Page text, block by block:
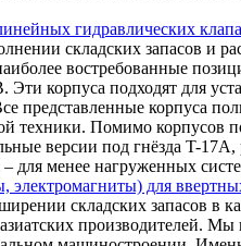
гидравлических
складских запасов и
востребованные
Эти корпуса подходят для
представленные корпуса
Помимо корпусов
версии под гнёзда T-17A,
для менее нагруженных
для
складских запасов в
производителей.